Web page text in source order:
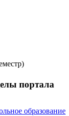
портала
образование